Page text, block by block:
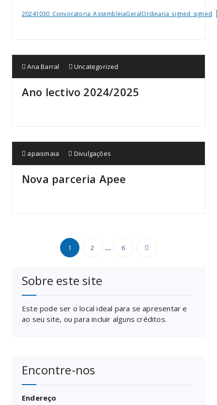
20241030_Convocatoria_AssembleiaGeralOrdinaria_signed_signed
Ana Barral Uncategorized
Ano lectivo 2024/2025
apaismaia Divulgações
Nova parceria Apee
Paginação
conteúdos
1 2 … 6
Sobre este site
Este pode ser o local ideal para se apresentar e
ao seu site, ou para incluir alguns créditos.
Encontre-nos
Endereço